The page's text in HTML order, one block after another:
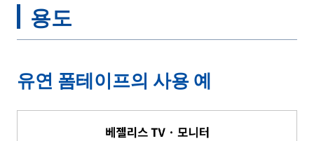
용도
유연 폼테이프의 사용 예